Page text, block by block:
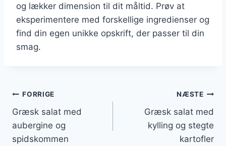
og lækker dimension til dit måltid. Prøv at
eksperimentere med forskellige ingredienser og
find din egen unikke opskrift, der passer til din
smag.
Indlægsnavigation
FORRIGE
Græsk salat med
aubergine og
spidskommen
NÆSTE
Græsk salat med
kylling og stegte
kartofler